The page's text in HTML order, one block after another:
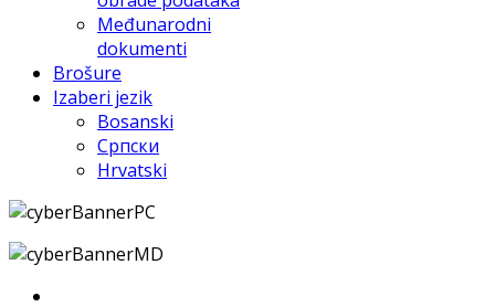
Međunarodni
dokumenti
Brošure
Izaberi jezik
Bosanski
Српски
Hrvatski